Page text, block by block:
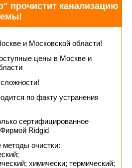
прочистит канализацию
и Московской области!
цены в Москве и
по факту устранения
сертифицированное
Ridgid
очистки:
химически; термический;